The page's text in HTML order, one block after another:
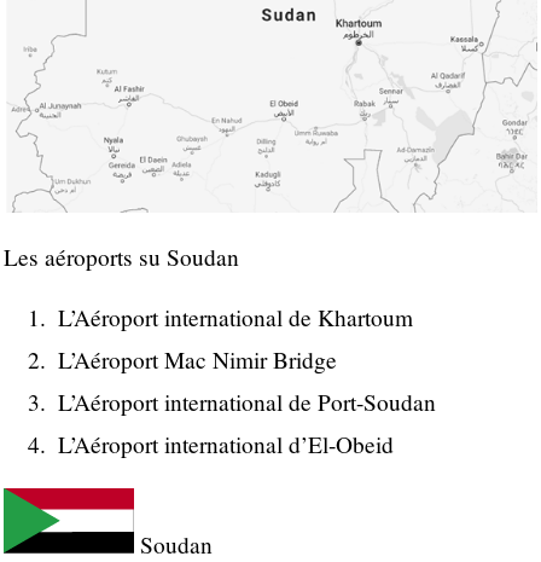
Les aéroports su Soudan
L’Aéroport international de Khartoum
L’Aéroport Mac Nimir Bridge
L’Aéroport international de Port-Soudan
L’Aéroport international d’El-Obeid
Soudan